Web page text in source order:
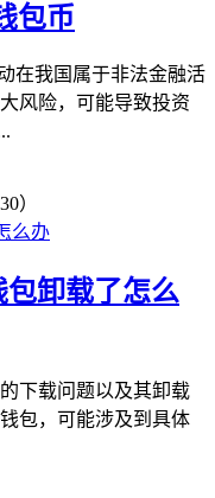
包币
在我国属于非法金融活
风险，可能导致投资
）
卸载了怎么
下载问题以及其卸载
包，可能涉及到具体